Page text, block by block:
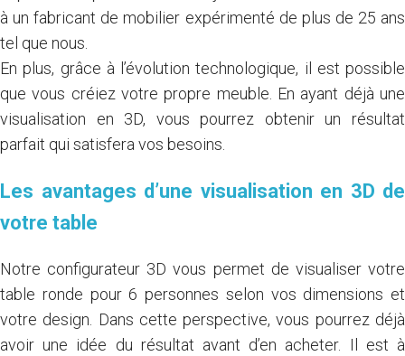
à un fabricant de mobilier expérimenté de plus de 25 ans
tel que nous.
En plus, grâce à l’évolution technologique, il est possible
que vous créiez votre propre meuble. En ayant déjà une
visualisation en 3D, vous pourrez obtenir un résultat
parfait qui satisfera vos besoins.
Les avantages d’une visualisation en 3D de
votre table
Notre configurateur 3D vous permet de visualiser votre
table ronde pour 6 personnes selon vos dimensions et
votre design. Dans cette perspective, vous pourrez déjà
avoir une idée du résultat avant d’en acheter. Il est à